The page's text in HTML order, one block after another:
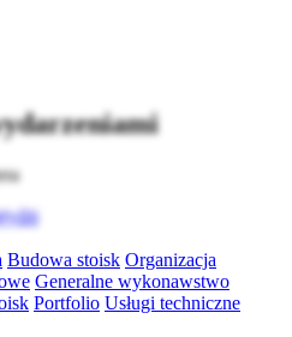
Budowa stoisk Organizacja
Generalne wykonawstwo
Portfolio Usługi techniczne